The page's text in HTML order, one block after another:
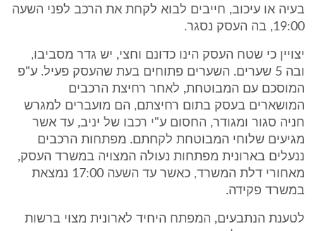
בעיה או עיכוב, חייבים לבוא לקחת את הרכב לפני השעה
19:00, בה העסק נסגר.
יצויין כי שטח העסק הינו כדונם וחצי, יש גדר מסביבו,
ובה 5 שערים. השערים פתוחים בעת שהעסק פעיל. ע"פ
המוסכם עם המבוטחת, לאחר רחיצת הרכבים
המושארים בעסק בתום רחיצתם, הם מועברים למגרש
חניה סגור ומגודר, החסום ע"י רכבו של יניב, עד אשר
מגיעים שלוחי המבוטחת לקחתם. מפתחות הרכבים
ננעלים בארונית מפתחות נעולה המצויה במשרד העסק,
מאחורי דלת המשרד, כאשר עד השעה 17:00 נמצאת
במשרד פקידה.
לטענת הנתבעים, המפתח היחיד לארונית מצוי ברשות